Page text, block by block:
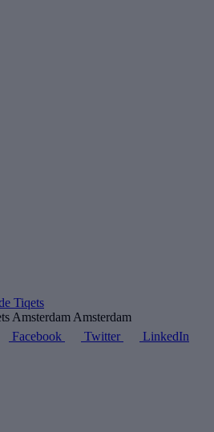
Amsterdam
Facebook Twitter LinkedIn